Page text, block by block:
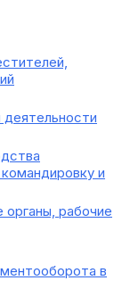
деятельности
и
рабочие
в